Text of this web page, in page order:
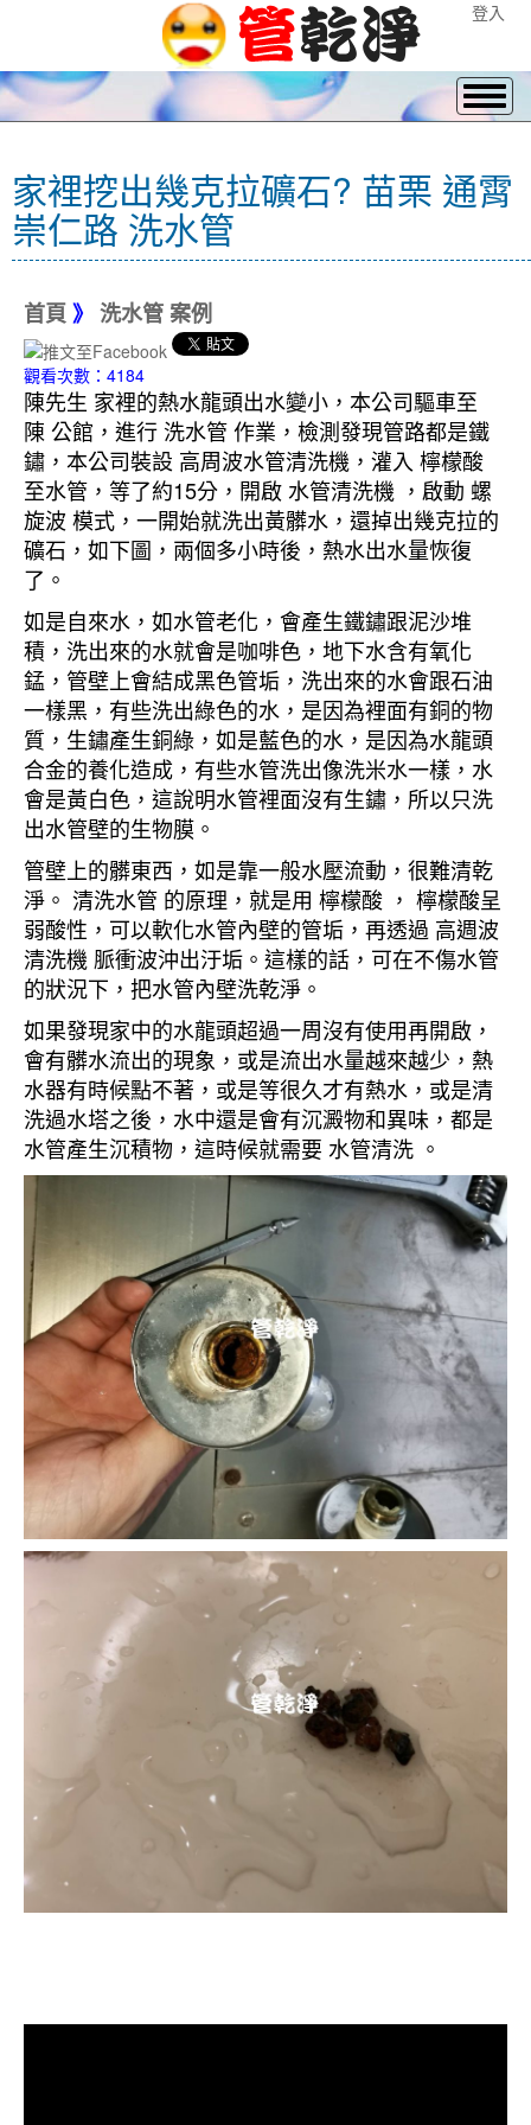
登入
家裡挖出幾克拉礦石? 苗栗 通霄
崇仁路 洗水管
首頁 》 洗水管 案例
觀看次數：4184
陳先生 家裡的熱水龍頭出水變小，本公司驅車至
陳 公館，進行 洗水管 作業，檢測發現管路都是鐵
鏽，本公司裝設 高周波水管清洗機，灌入 檸檬酸
至水管，等了約15分，開啟 水管清洗機 ，啟動 螺
旋波 模式，一開始就洗出黃髒水，還掉出幾克拉的
礦石，如下圖，兩個多小時後，熱水出水量恢復
了。
如是自來水，如水管老化，會產生鐵鏽跟泥沙堆
積，洗出來的水就會是咖啡色，地下水含有氧化
錳，管壁上會結成黑色管垢，洗出來的水會跟石油
一樣黑，有些洗出綠色的水，是因為裡面有銅的物
質，生鏽產生銅綠，如是藍色的水，是因為水龍頭
合金的養化造成，有些水管洗出像洗米水一樣，水
會是黃白色，這說明水管裡面沒有生鏽，所以只洗
出水管壁的生物膜。
管壁上的髒東西，如是靠一般水壓流動，很難清乾
淨。 清洗水管 的原理，就是用 檸檬酸 ， 檸檬酸呈
弱酸性，可以軟化水管內壁的管垢，再透過 高週波
清洗機 脈衝波沖出汙垢。這樣的話，可在不傷水管
的狀況下，把水管內壁洗乾淨。
如果發現家中的水龍頭超過一周沒有使用再開啟，
會有髒水流出的現象，或是流出水量越來越少，熱
水器有時候點不著，或是等很久才有熱水，或是清
洗過水塔之後，水中還是會有沉澱物和異味，都是
水管產生沉積物，這時候就需要 水管清洗 。